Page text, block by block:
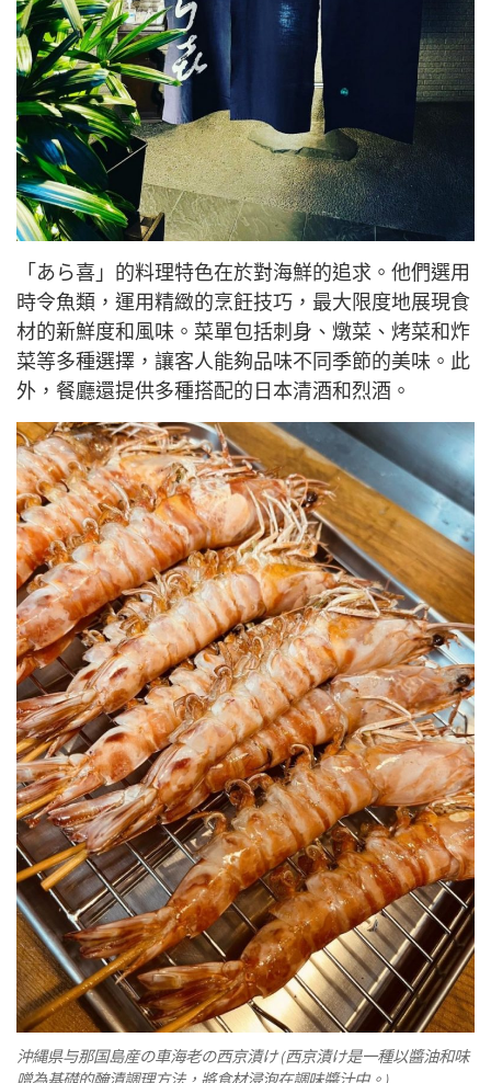
「あら喜」的料理特色在於對海鮮的追求。他們選用
時令魚類，運用精緻的烹飪技巧，最大限度地展現食
材的新鮮度和風味。菜單包括刺身、燉菜、烤菜和炸
菜等多種選擇，讓客人能夠品味不同季節的美味。此
外，餐廳還提供多種搭配的日本清酒和烈酒。
沖縄県与那国島産の車海老の西京漬け (西京漬け是一種以醬油和味